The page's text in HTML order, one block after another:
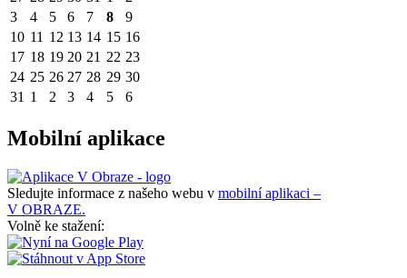
3
4 5 6 7 8
9
10 11 12 13 14 15 16
17 18 19 20 21 22 23
24 25 26 27 28 29 30
31 1 2 3 4 5 6
Mobilní aplikace
Sledujte informace z našeho webu v mobilní aplikaci –
V OBRAZE.
Volně ke stažení: